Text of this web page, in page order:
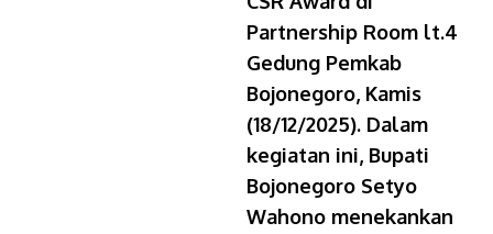
Partnership Room lt.4
Gedung Pemkab
Bojonegoro, Kamis
(18/12/2025). Dalam
kegiatan ini, Bupati
Bojonegoro Setyo
Wahono menekankan